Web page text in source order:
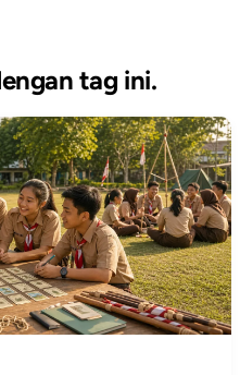
tag ini.